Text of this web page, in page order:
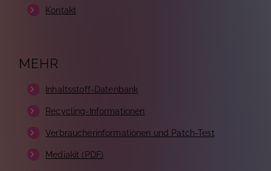
Kontakt
MEHR
Inhaltsstoff-Datenbank
Recycling-Informationen
Verbraucherinformationen und Patch-Test
Mediakit (PDF)